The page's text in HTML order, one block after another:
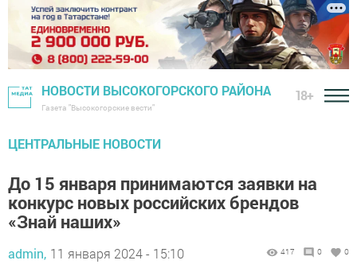
НОВОСТИ ВЫСОКОГОРСКОГО РАЙОНА
Газета "Высокогорские вести"
18+
ЦЕНТРАЛЬНЫЕ НОВОСТИ
До 15 января принимаются заявки на
конкурс новых российских брендов
«Знай наших»
admin, 11 января 2024 - 15:10 417 0 0